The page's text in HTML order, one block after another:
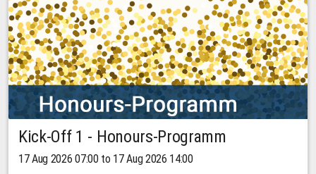
Kick-Off 1 - Honours-Programm
17 Aug 2026 07:00 to 17 Aug 2026 14:00